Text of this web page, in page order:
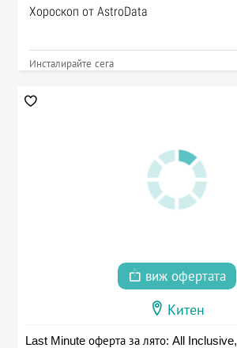
Хороскоп от AstroData
Инсталирайте сега
виж офертата
Китен
Last Minute оферта за лято: All